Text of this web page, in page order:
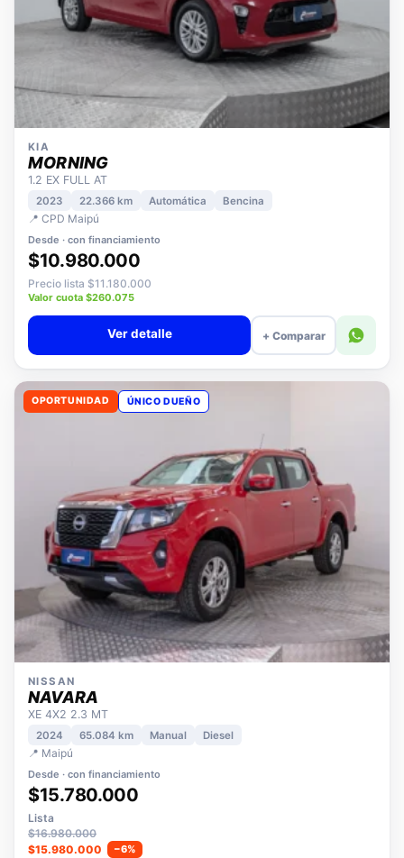
KIA
MORNING
1.2 EX FULL AT
2023 22.366 km
📍 CPD Maipú
Desde · con financiamiento
$10.980.000
Precio lista $11.180.000
Valor cuota $260.075
+ Comparar
OPORTUNIDAD
NISSAN
NAVARA
XE 4X2 2.3 MT
2024
📍 Maipú
Desde · con financiamiento
$15.780.000
Lista
$16.980.000